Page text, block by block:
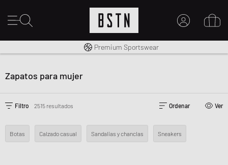
Envío gratuito a España desde € 100
Premium Sportswear
Zapatos para mujer
Filtro 2515 resultados Ordenar Ver
Botas Calzado casual Sandalias y chanclas Sneakers